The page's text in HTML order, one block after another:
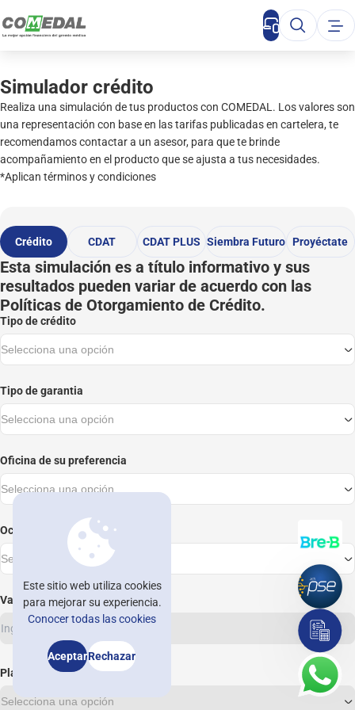
Ahorro Crédito
inversión
y posgrados
y convenios
automático
de crédito
vigentes
Responsabilidad civil
Hogar
Vehículo
Renta protegida
Vida
Salario protegido
Asistencia de viaje
Nuestros asesores
Beneficios Integrales
Reclamaciones beneficios
integrales
Educación
Beca Comedal 60 años
Simulador
CDAT
CDAT PLUS
Inicio
Ahorro
Crédito
Beneficios
Simulador
Convenios
Quiénes somos
Noticomedal
Contáctenos
asesorvirtual@comedal.com.co
Asesorías e información: +57 604 322 32 31 / +57 601 482 32 30
Simulador crédito
Realiza una simulación de tus productos con COMEDAL. Los valores son
una representación con base en las tarifas publicadas en cartelera, te
recomendamos contactar a un asesor, para que te brinde
acompañamiento en el producto que se ajusta a tus necesidades.
*Aplican términos y condiciones
Crédito CDAT CDAT PLUS Siembra Futuro Proyéctate
Esta simulación es a título informativo y sus
resultados pueden variar de acuerdo con las
Políticas de Otorgamiento de Crédito.
Tipo de crédito
Selecciona una opción
Tipo de garantia
Selecciona una opción
Oficina de su preferencia
Selecciona una opción
Ocupación
Selecciona una opción
Valor del crédito
Plazo en meses
Selecciona una opción
Este sitio web utiliza cookies
para mejorar su experiencia.
Conocer todas las cookies
AceptarRechazar